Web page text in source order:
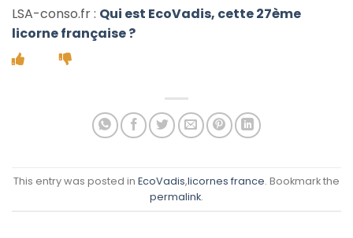
LSA-conso.fr : Qui est EcoVadis, cette 27ème
licorne française ?
This entry was posted in EcoVadis,licornes france. Bookmark the
permalink.